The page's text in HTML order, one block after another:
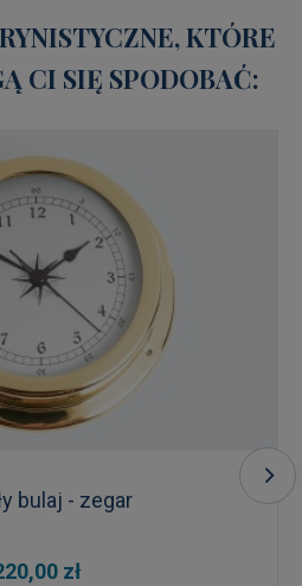
KTÓRE
CI SIĘ SPODOBAĆ:
bulaj - zegar
zł